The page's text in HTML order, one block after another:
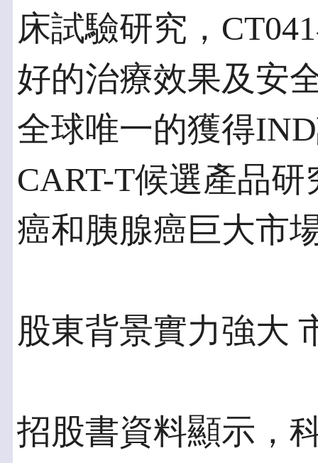
床試驗研究，
好的治療效果及安
全球唯一的獲得
CART-T候選產品
癌和胰腺癌巨大市
股東背景實力強大
招股書資料顯示，